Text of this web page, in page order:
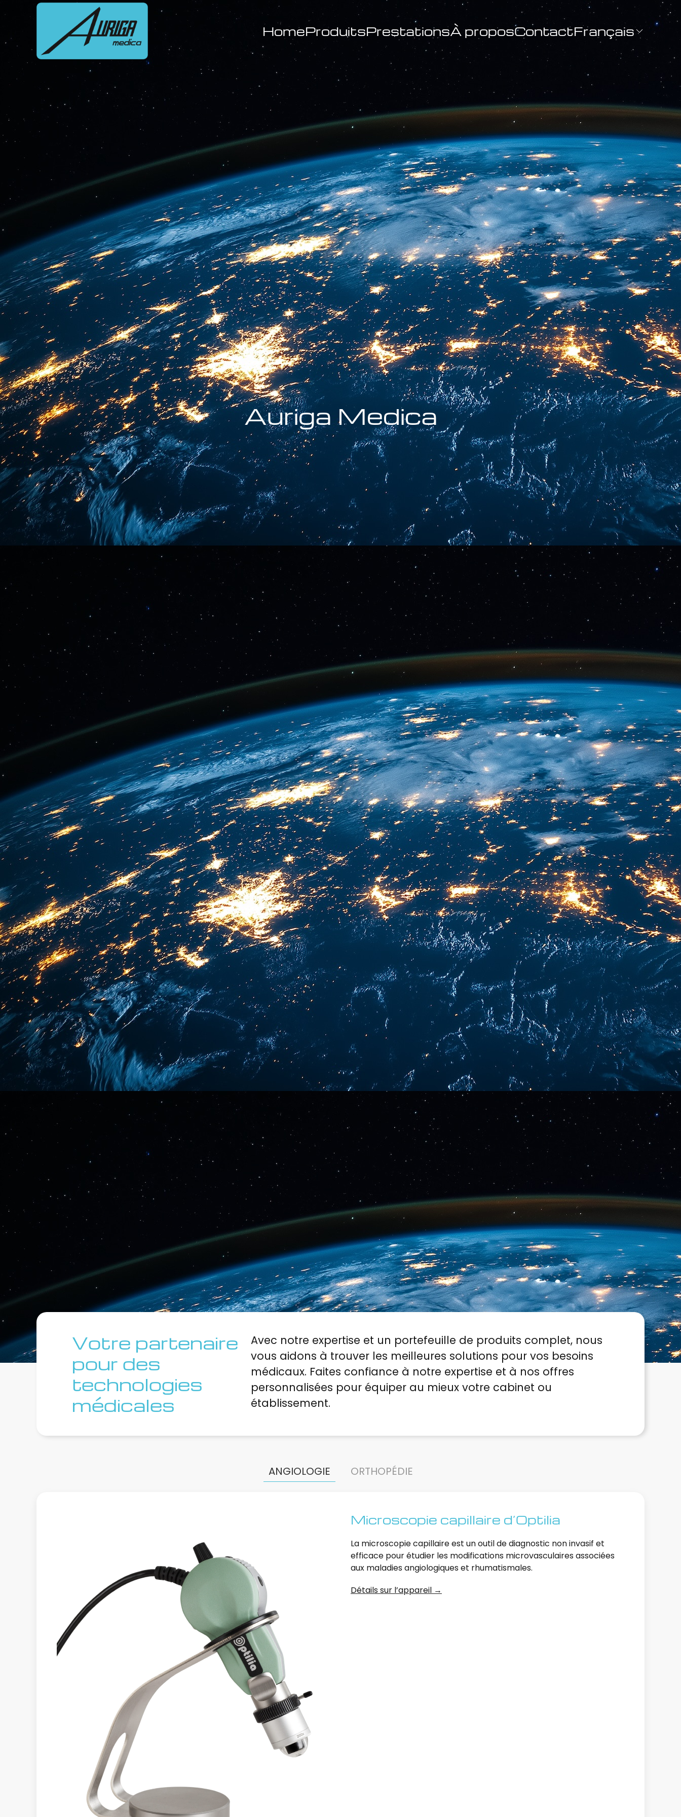
HomeProduitsPrestationsÀ proposContactFrançais
Auriga Medica
Votre partenaire
pour des
technologies
médicales
Avec notre expertise et un portefeuille de produits complet, nous
vous aidons à trouver les meilleures solutions pour vos besoins
médicaux. Faites confiance à notre expertise et à nos offres
personnalisées pour équiper au mieux votre cabinet ou
établissement.
ANGIOLOGIE ORTHOPÉDIE
Microscopie capillaire d’Optilia
La microscopie capillaire est un outil de diagnostic non invasif et
efficace pour étudier les modifications microvasculaires associées
aux maladies angiologiques et rhumatismales.
Détails sur l’appareil →